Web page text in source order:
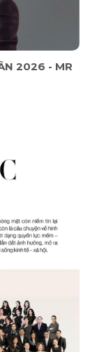
2026 - MR